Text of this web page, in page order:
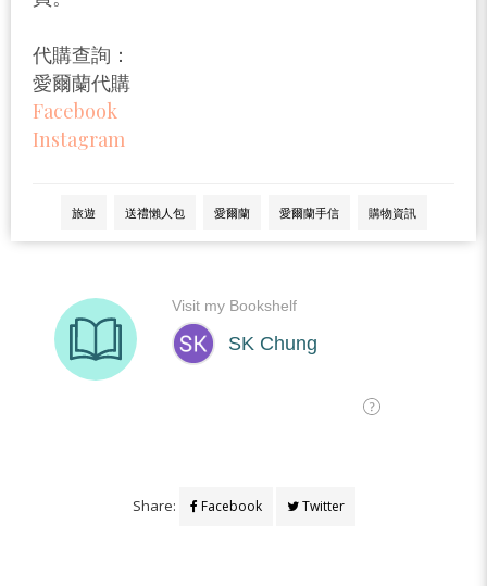
代購查詢：
愛爾蘭代購
Facebook
Instagram
旅遊 送禮懶人包 愛爾蘭 愛爾蘭手信 購物資訊
Share: Facebook Twitter